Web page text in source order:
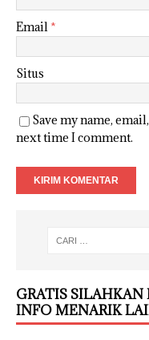
Email *
Situs
Save my name,
next time I comment.
GRATIS
INFO MENARIK